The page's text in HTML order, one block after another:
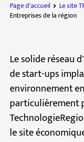
Page d'accueil
Le site
Entreprises de la région
Le solide réseau
de start-ups
environnement
particulièrement
le site